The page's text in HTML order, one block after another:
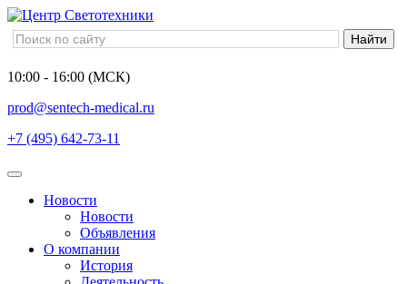
10:00 - 16:00 (МСК)
prod@sentech-medical.ru
+7 (495) 642-73-11
Новости
Новости
Объявления
О компании
История